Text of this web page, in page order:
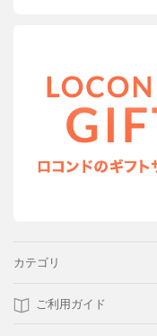
カテゴリ
ご利用ガイド